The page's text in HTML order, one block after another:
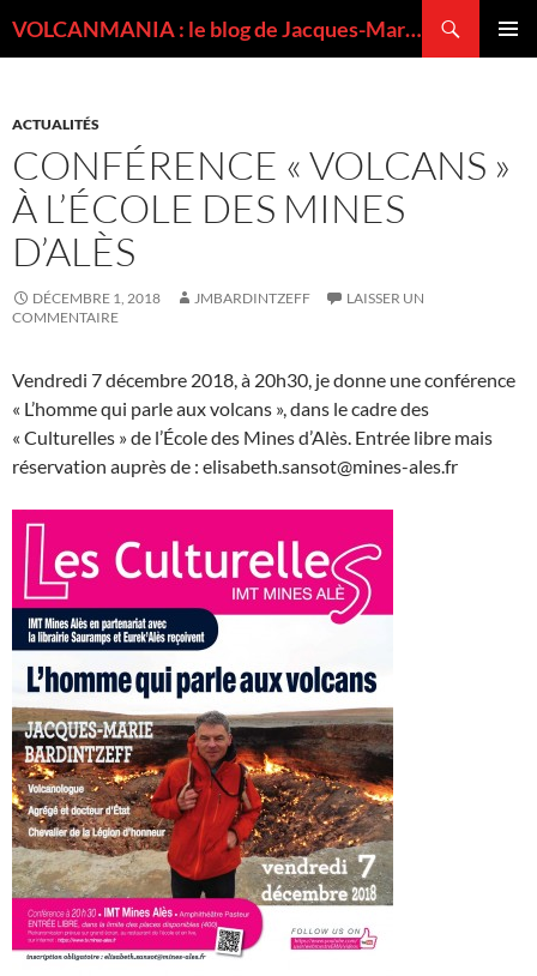
VOLCANMANIA : le blog de Jacques-Marie BARDINTZEFF, volcanologue
ACTUALITÉS
CONFÉRENCE « VOLCANS »
À L’ÉCOLE DES MINES
D’ALÈS
DÉCEMBRE 1, 2018 JMBARDINTZEFF
LAISSER UN
COMMENTAIRE
Vendredi 7 décembre 2018, à 20h30, je donne une conférence
« L’homme qui parle aux volcans », dans le cadre des
« Culturelles » de l’École des Mines d’Alès. Entrée libre mais
réservation auprès de : elisabeth.sansot@mines-ales.fr